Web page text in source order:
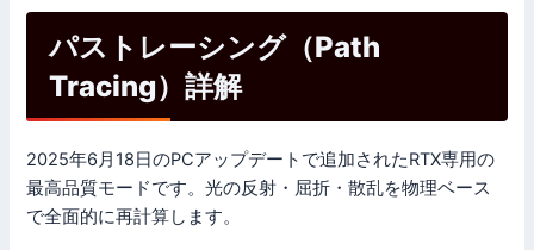
パストレーシング（Path
Tracing）詳解
2025年6月18日のPCアップデートで追加されたRTX専用の
最高品質モードです。光の反射・屈折・散乱を物理ベース
で全面的に再計算します。